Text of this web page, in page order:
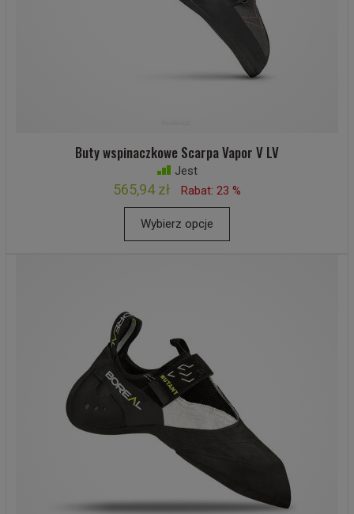
Buty wspinaczkowe Scarpa Vapor V LV
Jest
565,94 zł Rabat: 23 %
Wybierz opcje